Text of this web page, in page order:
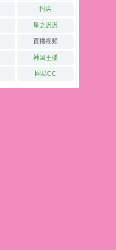
抖店
星之迟迟
直播视频
韩国主播
网易CC